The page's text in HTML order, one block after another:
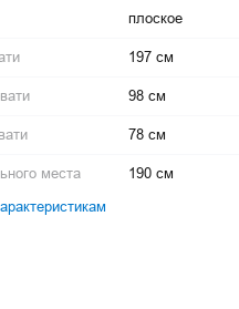
плоское
197 см
98 см
78 см
места
190 см